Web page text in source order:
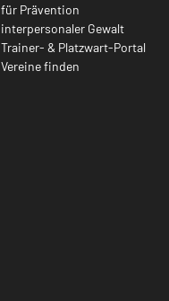
für Prävention
interpersonaler Gewalt
Trainer- & Platzwart-Portal
Vereine finden